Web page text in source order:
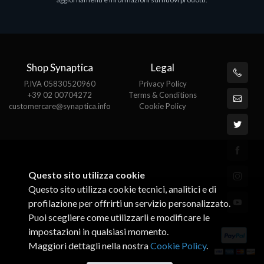
Shop Synaptica
P.IVA 05830520960
+39 02 00704272
customercare@synaptica.info
Legal
Privacy Policy
Terms & Conditions
Cookie Policy
Questo sito utilizza cookie
Questo sito utilizza cookie tecnici, analitici e di
profilazione per offrirti un servizio personalizzato.
Puoi scegliere come utilizzarli e modificare le
impostazioni in qualsiasi momento.
Maggiori dettagli nella nostraCookie Policy.